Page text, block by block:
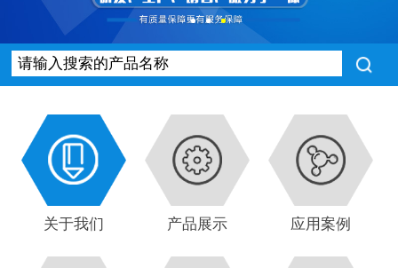
关于我们 产品展示 应用案例